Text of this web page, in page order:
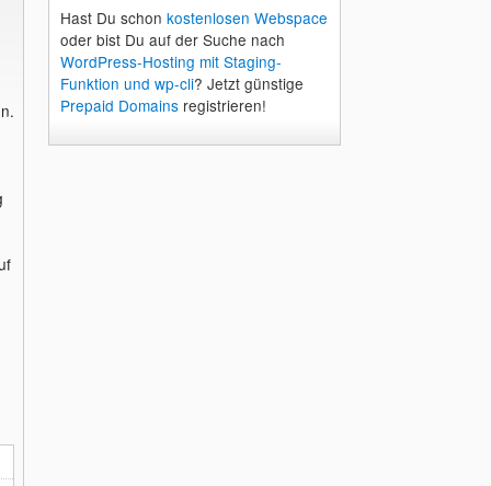
Hast Du schon kostenlosen Webspace
oder bist Du auf der Suche nach
WordPress-Hosting mit Staging-
Funktion und wp-cli? Jetzt günstige
Prepaid Domainsregistrieren!